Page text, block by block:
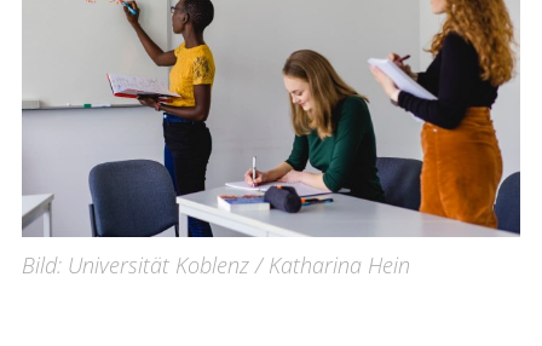
Bild: Universität Koblenz / Katharina Hein